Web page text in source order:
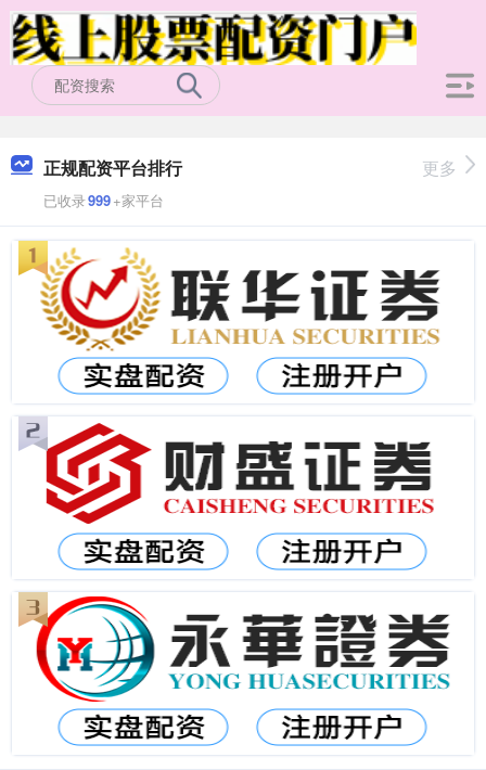
正规配资平台排行
已收录999+家平台
更多